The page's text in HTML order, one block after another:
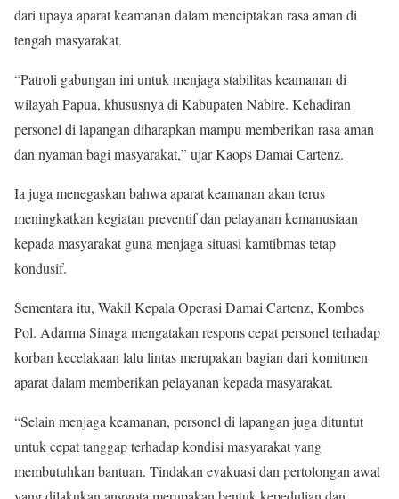
dari upaya aparat keamanan dalam menciptakan rasa aman di
tengah masyarakat.
“Patroli gabungan ini untuk menjaga stabilitas keamanan di
wilayah Papua, khususnya di Kabupaten Nabire. Kehadiran
personel di lapangan diharapkan mampu memberikan rasa aman
dan nyaman bagi masyarakat,” ujar Kaops Damai Cartenz.
Ia juga menegaskan bahwa aparat keamanan akan terus
meningkatkan kegiatan preventif dan pelayanan kemanusiaan
kepada masyarakat guna menjaga situasi kamtibmas tetap
kondusif.
Sementara itu, Wakil Kepala Operasi Damai Cartenz, Kombes
Pol. Adarma Sinaga mengatakan respons cepat personel terhadap
korban kecelakaan lalu lintas merupakan bagian dari komitmen
aparat dalam memberikan pelayanan kepada masyarakat.
“Selain menjaga keamanan, personel di lapangan juga dituntut
untuk cepat tanggap terhadap kondisi masyarakat yang
membutuhkan bantuan. Tindakan evakuasi dan pertolongan awal